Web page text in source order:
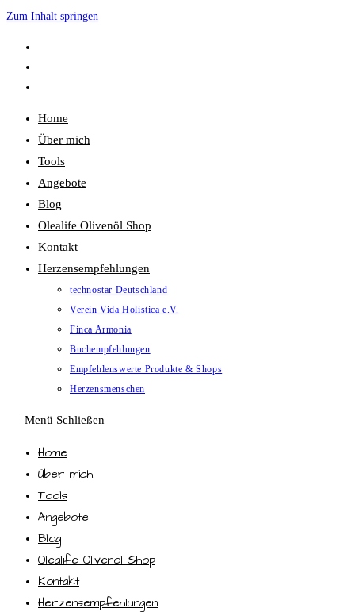
Zum Inhalt springen
Home
Über mich
Tools
Angebote
Blog
Olealife Olivenöl Shop
Kontakt
Herzensempfehlungen
technostar Deutschland
Verein Vida Holistica e.V.
Finca Armonia
Buchempfehlungen
Empfehlenswerte Produkte & Shops
Herzensmenschen
Menü Schließen
Home
Über mich
Tools
Angebote
Blog
Olealife Olivenöl Shop
Kontakt
Herzensempfehlungen